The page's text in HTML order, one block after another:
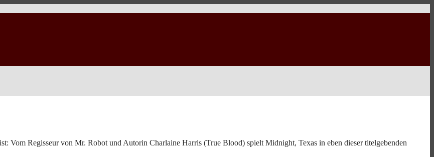
Vom Regisseur von Mr. Robot und Autorin Charlaine Harris (True Blood) spielt Midnight, Texas in eben dieser titelgebenden